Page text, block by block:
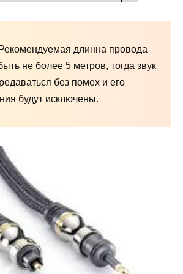
Рекомендуемая длинна провода
не более 5 метров, тогда звук
без помех и его
будут исключены.